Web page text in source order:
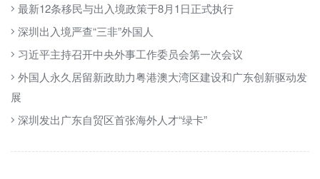
最新12条移民与出入境政策于8月1日正式执行
深圳出入境严查“三非”外国人
习近平主持召开中央外事工作委员会第一次会议
外国人永久居留新政助力粤港澳大湾区建设和广东创新驱动发
展
深圳发出广东自贸区首张海外人才“绿卡”